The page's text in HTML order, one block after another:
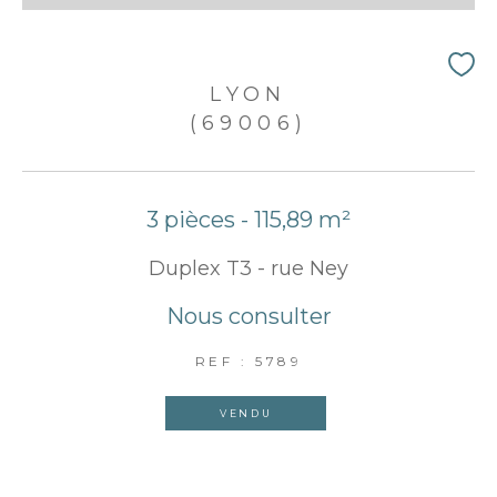
LYON
(69006)
3 pièces - 115,89 m²
Duplex T3 - rue Ney
Nous consulter
REF : 5789
VENDU